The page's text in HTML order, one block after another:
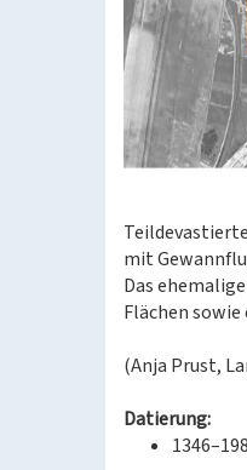
mit
Das
Flächen
(Anja Prust,
Datierung: